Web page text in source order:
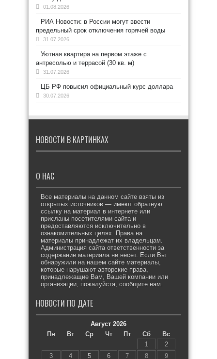
01.08.2026
РИА Новости: в России могут ввести
предельный срок отключения горячей воды
31.07.2026
Уютная квартира на первом этаже с
антресолью и террасой (30 кв. м)
31.07.2026
ЦБ РФ повысил официальный курс доллара
30.07.2026
НОВОСТИ В КАРТИНКАХ
О НАС
Все материалы на данном сайте взяты из
открытых источников — имеют обратную
ссылку на материал в интернете или
присланы посетителями сайта и
предоставляются исключительно в
ознакомительных целях. Права на
материалы принадлежат их владельцам.
Администрация сайта ответственности за
содержание материала не несет. Если Вы
обнаружили на нашем сайте материалы,
которые нарушают авторские права,
принадлежащие Вам, Вашей компании или
организации, пожалуйста, сообщите нам.
НОВОСТИ ПО ДАТЕ
Август 2026
Пн
Вт Ср Чт Пт Сб
Вс
1
2
3
4 5 6 7 8 9